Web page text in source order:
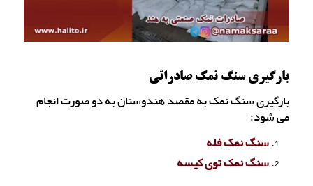
بارگیری سنگ نمک صادراتی
بارگیری سنگ نمک به مقصد هندوستان به دو صورت انجام
می شود:
سنگ نمک فله
سنگ نمک توی کیسه